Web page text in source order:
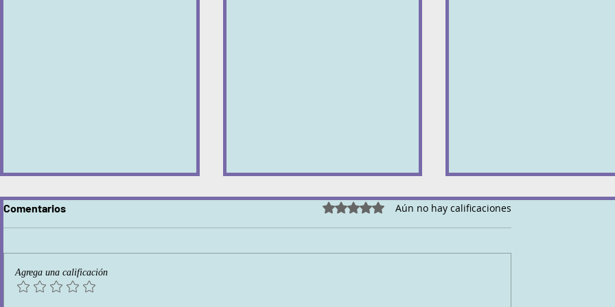
Canales para indagar....
https://www.youtube.com/@Nor
Comentarios Obtuvo 0 de 5 estrellas.Aún no hay calificaciones
Agrega una calificación